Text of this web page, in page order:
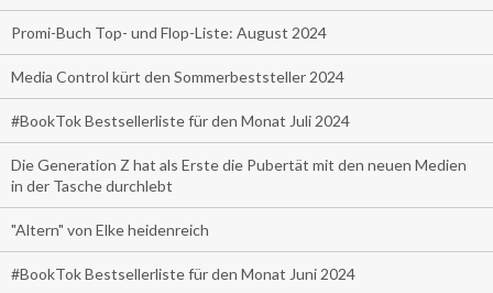
Promi-Buch Top- und Flop-Liste: August 2024
Media Control kürt den Sommerbeststeller 2024
#BookTok Bestsellerliste für den Monat Juli 2024
Die Generation Z hat als Erste die Pubertät mit den neuen Medien
in der Tasche durchlebt
"Altern" von Elke heidenreich
#BookTok Bestsellerliste für den Monat Juni 2024